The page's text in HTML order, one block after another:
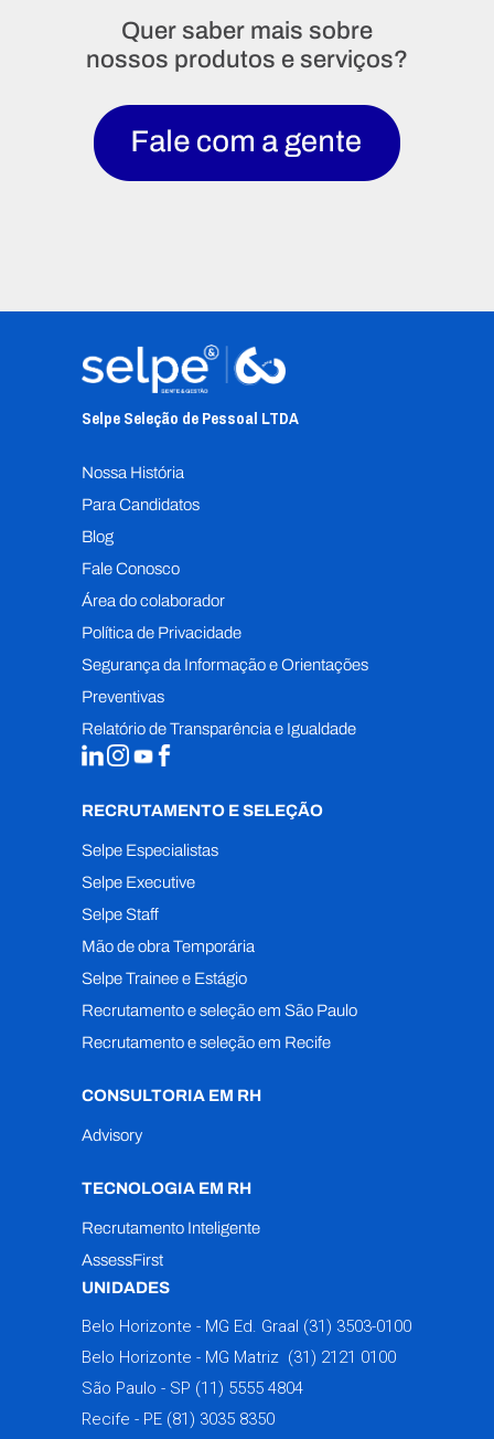
Quer saber mais sobre
nossos produtos e serviços?
Selpe Seleção de Pessoal LTDA
Nossa História
Para Candidatos
Blog
Fale Conosco
Área do colaborador
Política de Privacidade
Segurança da Informação e Orientações
Preventivas
Relatório de Transparência e Igualdade
RECRUTAMENTO E SELEÇÃO
Selpe Especialistas
Selpe Executive
Selpe Staff
Mão de obra Temporária
Selpe Trainee e Estágio
Recrutamento e seleção em São Paulo
Recrutamento e seleção em Recife
CONSULTORIA EM RH
Advisory
TECNOLOGIA EM RH
Recrutamento Inteligente
AssessFirst
UNIDADES
Belo Horizonte - MG Ed. Graal (31) 3503-0100
Belo Horizonte - MG Matriz (31) 2121 0100
São Paulo - SP (11) 5555 4804
Recife - PE (81) 3035 8350